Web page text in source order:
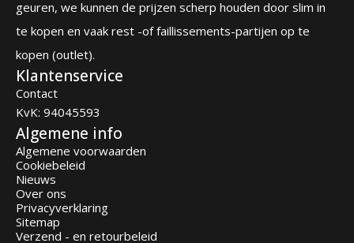
geuren, we kunnen de prijzen scherp houden door slim in
te kopen en vaak rest -of faillissements-partijen op te
kopen (outlet).
Klantenservice
Contact
KvK: 94045593
Algemene info
Algemene voorwaarden
Cookiebeleid
Nieuws
Over ons
Privacyverklaring
Sitemap
Verzend - en retourbeleid